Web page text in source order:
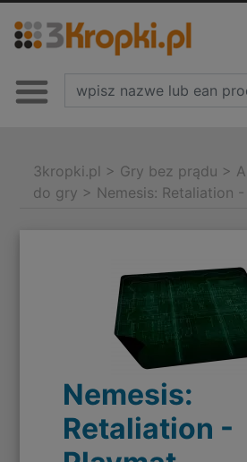
3kropki.pl > Gry bez prądu >
do gry > Nemesis: Retaliation
Nemesis:
Retaliation -